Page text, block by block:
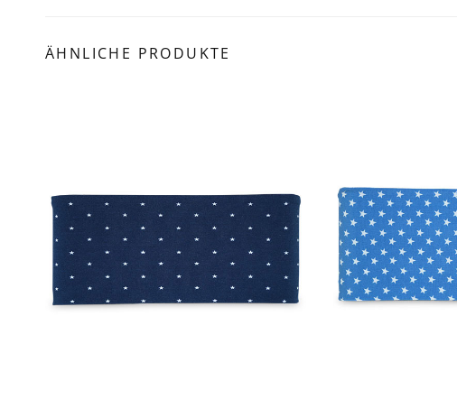
ÄHNLICHE PRODUKTE